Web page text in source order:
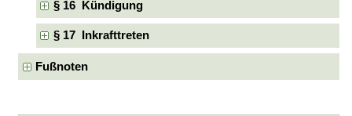
§ 16 Kündigung
§ 17 Inkrafttreten
Fußnoten